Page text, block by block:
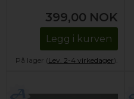
NTC-sensor)
399,00 NOK
Legg i kurven
På lager (Lev. 2-4 virkedager).